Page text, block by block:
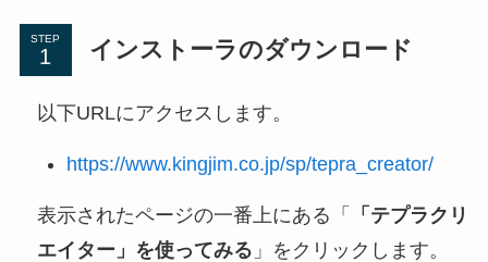
STEP インストーラのダウンロード
以下URLにアクセスします。
https://www.kingjim.co.jp/sp/tepra_creator/
表示されたページの一番上にある「
「テプラクリ
エイター」を使ってみる 」をクリックします。